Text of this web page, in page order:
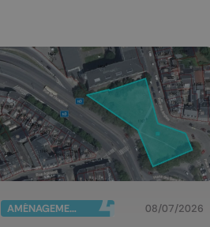
AMÉNAGEMENT DU TERRITOIRE 08/07/2026